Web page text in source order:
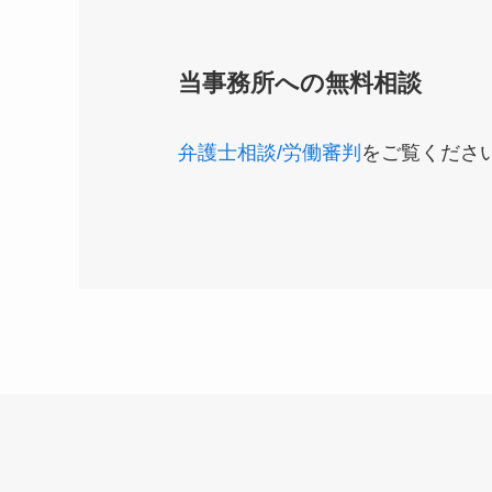
当事務所への無料相談
弁護士相談/労働審判 をご覧くださ